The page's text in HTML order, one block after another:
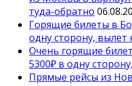
туда-обратно
Горящие билеты в
одну сторону,
Очень горящие
5300₽ в одну
Прямые рейсы из